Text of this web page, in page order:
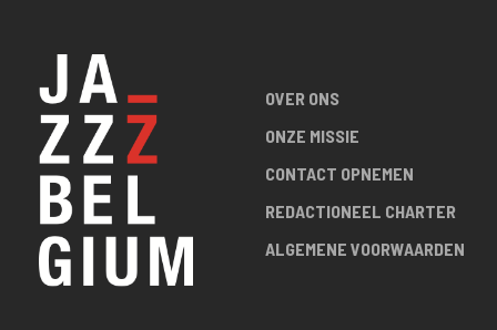
OVER ONS
ONZE MISSIE
CONTACT OPNEMEN
REDACTIONEEL CHARTER
ALGEMENE VOORWAARDEN